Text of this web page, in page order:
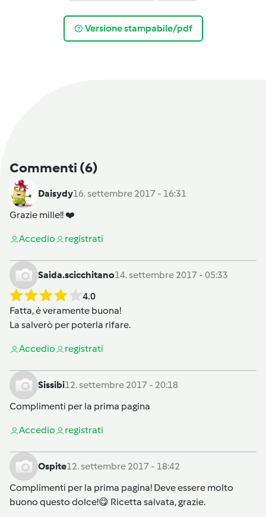
Versione stampabile/pdf
Commenti (6)
Daisydy16. settembre 2017 - 16:31
Grazie mille!! ❤️
Accedio registrati
Saida.scicchitano14. settembre 2017 - 05:33
4.0
Fatta, ė veramente buona!
La salverò per poterla rifare.
Accedio registrati
Sissibi12. settembre 2017 - 20:18
Complimenti per la prima pagina
Accedio registrati
Ospite12. settembre 2017 - 18:42
Complimenti per la prima pagina! Deve essere molto
buono questo dolce!😋 Ricetta salvata, grazie.